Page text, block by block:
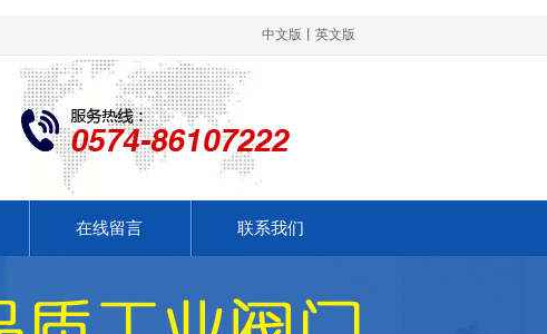
中文版 英文版
在线留言 联系我们